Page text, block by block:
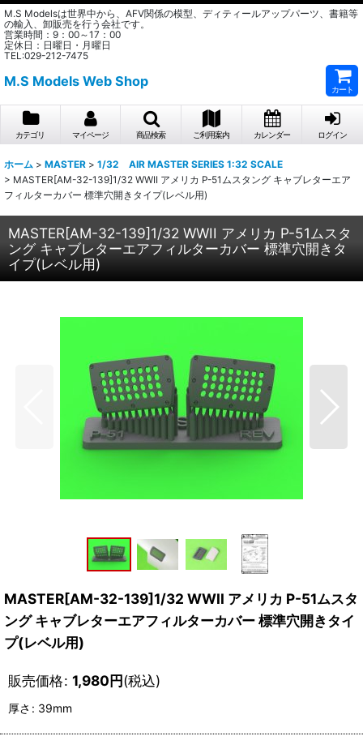
M.S Modelsは世界中から、AFV関係の模型、ディティールアップパーツ、書籍等
の輸入、卸販売を行う会社です。
営業時間：9：00～17：00
定休日：日曜日・月曜日
TEL:029-212-7475
M.S Models Web Shop
カート
カテゴリ マイページ 商品検索 ご利用案内 カレンダー ログイン
ホーム > MASTER > 1/32 AIR MASTER SERIES 1:32 SCALE
> MASTER[AM-32-139]1/32 WWII アメリカ P-51ムスタング キャブレターエア
フィルターカバー 標準穴開きタイプ(レベル用)
MASTER[AM-32-139]1/32 WWII アメリカ P-51ムスタ
ング キャブレターエアフィルターカバー 標準穴開きタ
イプ(レベル用)
MASTER[AM-32-139]1/32 WWII アメリカ P-51ムスタ
ング キャブレターエアフィルターカバー 標準穴開きタイ
プ(レベル用)
販売価格: 1,980円(税込)
厚さ : 39mm